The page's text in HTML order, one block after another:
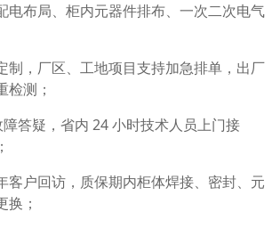
电布局、柜内元器件排布、一次二次电气
制，厂区、工地项目支持加急排单，出厂
检测；
答疑，省内 24 小时技术人员上门接
客户回访，质保期内柜体焊接、密封、元
换；